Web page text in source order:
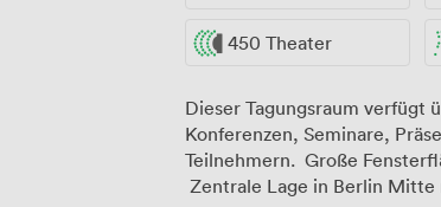
450 Theater
Dieser Tagungsraum verfügt
Konferenzen, Seminare,
Teilnehmern. Große
Zentrale Lage in Berlin